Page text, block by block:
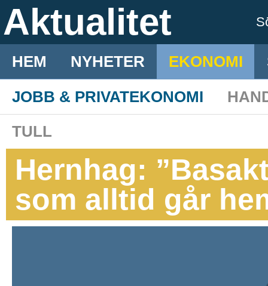
Aktualitet
HEM NYHETER EKONOMI
JOBB & PRIVATEKONOMI
TULL
Hernhag:
som alltid går